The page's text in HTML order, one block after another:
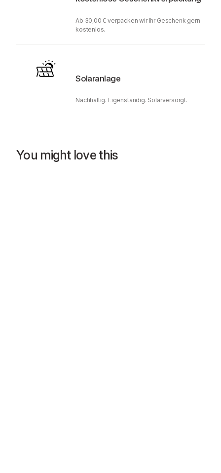
Ab 30,00 € verpacken wir Ihr Geschenk gern
kostenlos.
Solaranlage
Nachhaltig. Eigenständig. Solarversorgt.
You might love this